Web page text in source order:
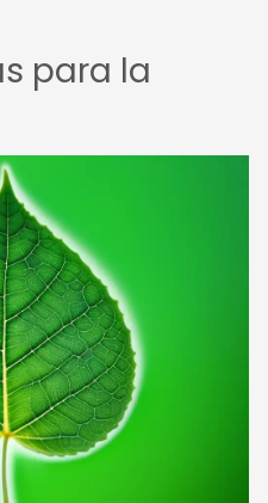
para la